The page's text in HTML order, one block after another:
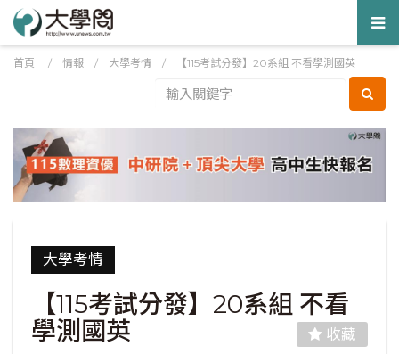
首頁 / 情報 / 大學考情 / 【115考試分發】20系組 不看學測國英
大學考情
【115考試分發】20系組 不看
學測國英
收藏